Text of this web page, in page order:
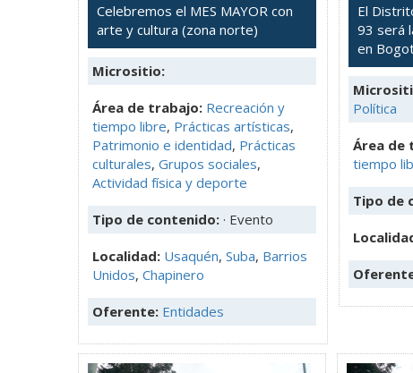
Celebremos el MES MAYOR con
arte y cultura (zona norte)
Micrositio:
Área de trabajo: Recreación y
tiempo libre, Prácticas artísticas,
Patrimonio e identidad, Prácticas
culturales, Grupos sociales,
Actividad física y deporte
Tipo de contenido: · Evento
Localidad: Usaquén, Suba, Barrios
Unidos, Chapinero
Oferente: Entidades
El
93 será
en
Política
Área de
tiempo
Tipo de